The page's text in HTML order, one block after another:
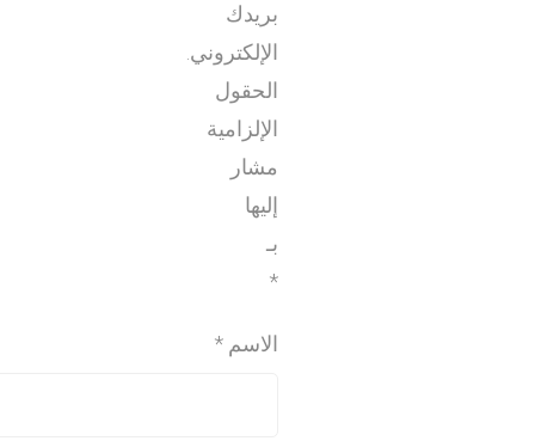
بريدك
الإلكتروني.
الحقول
الإلزامية
مشار
إليها
بـ
*
الاسم *